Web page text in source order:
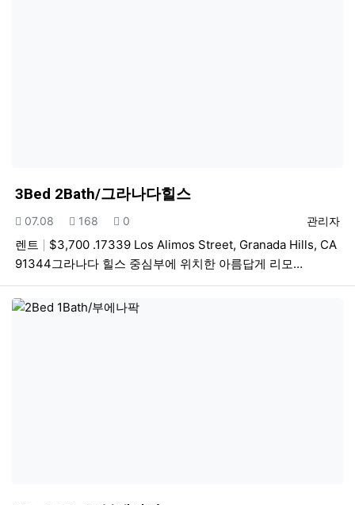
3Bed 2Bath/그라나다힐스
등록자
관리자
등록일
07.08 조회
168 추천
0
렌트
$3,700 .17339 Los Alimos Street, Granada Hills, CA
91344그라나다 힐스 중심부에 위치한 아름답게 리모…